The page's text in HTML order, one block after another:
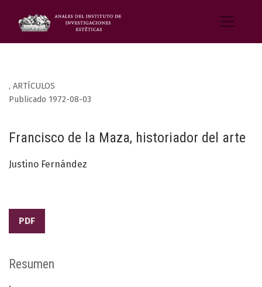
, ARTÍCULOS
Francisco de la Maza, historiador del arte
Publicado 1972-08-03
Justino Fernández
PDF
Resumen
.